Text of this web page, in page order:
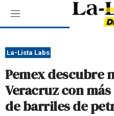
M
e
ú
La-Lista Labs
Pemex descubre
Veracruz con
de barriles de